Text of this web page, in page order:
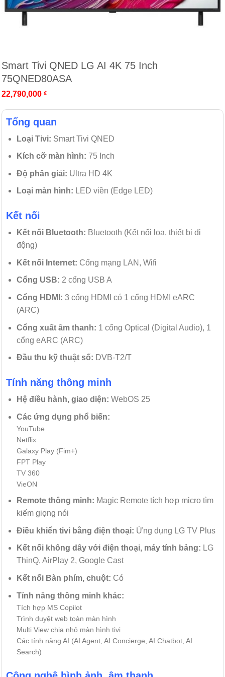
Smart Tivi QNED LG AI 4K 75 Inch
75QNED80ASA
22,790,000 ₫
Tổng quan
Loại Tivi: Smart Tivi QNED
Kích cỡ màn hình: 75 Inch
Độ phân giải: Ultra HD 4K
Loại màn hình: LED viền (Edge LED)
Kết nối
Kết nối Bluetooth: Bluetooth (Kết nối loa, thiết bị di
động)
Kết nối Internet: Cổng mạng LAN, Wifi
Cổng USB: 2 cổng USB A
Cổng HDMI: 3 cổng HDMI có 1 cổng HDMI eARC
(ARC)
Cổng xuất âm thanh: 1 cổng Optical (Digital Audio), 1
cổng eARC (ARC)
Đầu thu kỹ thuật số: DVB-T2/T
Tính năng thông minh
Hệ điều hành, giao diện: WebOS 25
Các ứng dụng phổ biến:
YouTube
Netflix
Galaxy Play (Fim+)
FPT Play
TV 360
VieON
Remote thông minh: Magic Remote tích hợp micro tìm
kiếm giọng nói
Điều khiển tivi bằng điện thoại: Ứng dụng LG TV Plus
Kết nối không dây với điện thoại, máy tính bảng: LG
ThinQ, AirPlay 2, Google Cast
Kết nối Bàn phím, chuột: Có
Tính năng thông minh khác:
Tích hợp MS Copilot
Trình duyệt web toàn màn hình
Multi View chia nhỏ màn hình tivi
Các tính năng AI (AI Agent, AI Concierge, AI Chatbot, AI
Search)